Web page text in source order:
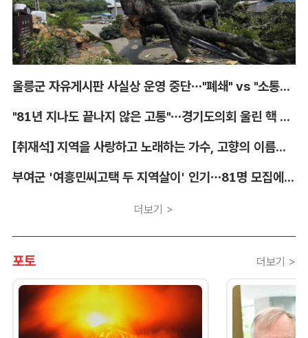
울릉군 자유게시판 사실상 운영 중단…"폐쇄" vs "소통창구 지켜야"
"81년 지나도 끝나지 않은 고통"…경기도의회 울린 핵 피해자의 증언
[취재석] 지역을 사랑하고 노래하는 가수, 고향의 이름을 남긴다
부여군 '여흥민씨고택 두 지역살이' 인기…81명 모집에 712명 몰려
더보기 >
포토 더보기 >